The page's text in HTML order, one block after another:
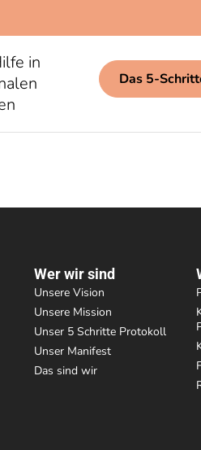
in
Das 5-
Wer wir sind
Unsere Vision
Unsere Mission
Unser 5 Schritte Protokoll
Unser Manifest
Das sind wir